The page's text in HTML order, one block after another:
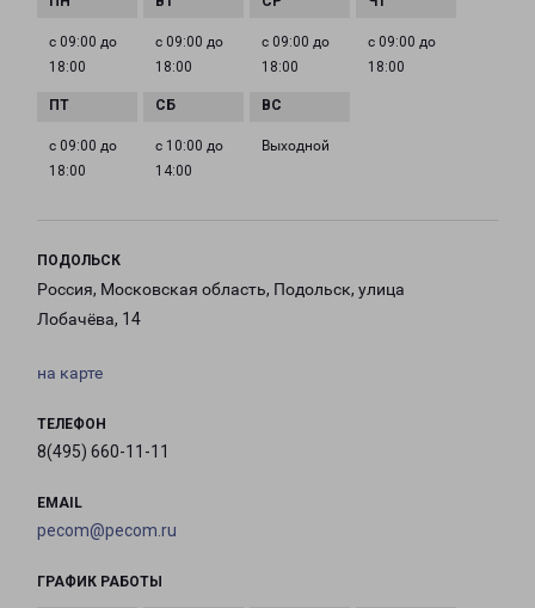
с 09:00 до
18:00
с 09:00 до
18:00
с 09:00 до
18:00
с 09:00 до
18:00
с 09:00 до
18:00
с 10:00 до
14:00
Выходной
ПОДОЛЬСК
Россия, Московская область, Подольск, улица
Лобачёва, 14
на карте
ТЕЛЕФОН
8(495) 660-11-11
EMAIL
pecom@pecom.ru
ГРАФИК РАБОТЫ